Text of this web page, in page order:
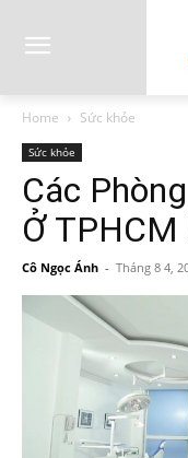
Home Sức khỏe
Sức khỏe
Các
Ở
Cô Ngọc Ánh - Tháng 8 4,